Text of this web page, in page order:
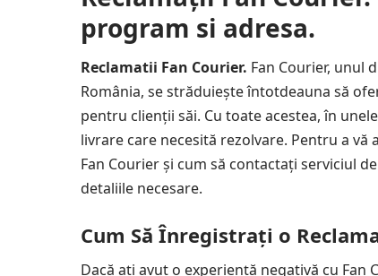
program si adresa.
Reclamatii Fan Courier. Fan Courier, unul
România, se străduiește întotdeauna să
pentru clienții săi. Cu toate acestea, în
livrare care necesită rezolvare. Pentru a
Fan Courier și cum să contactați serviciul
detaliile necesare.
Cum Să Înregistrați o
Dacă ați avut o experiență negativă cu